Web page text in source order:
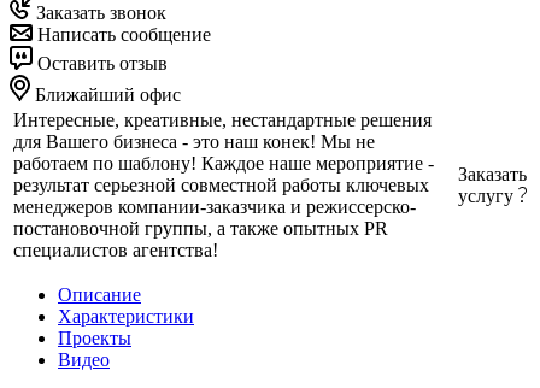
Заказать звонок
Написать сообщение
Оставить отзыв
Ближайший офис
Интересные, креативные, нестандартные решения
для Вашего бизнеса - это наш конек! Мы не
работаем по шаблону! Каждое наше мероприятие -
результат серьезной совместной работы ключевых
менеджеров компании-заказчика и режиссерско-
постановочной группы, а также опытных PR
специалистов агентства!
Заказать
услугу
Описание
Характеристики
Проекты
Видео